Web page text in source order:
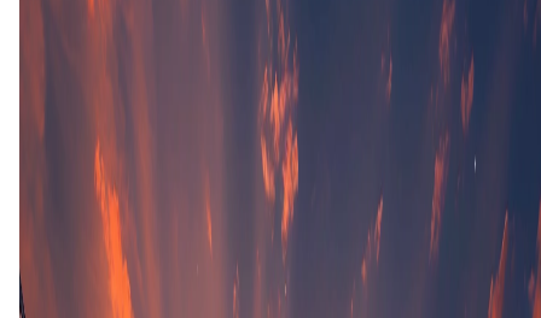
Alle wedstrijden
Leganés - Eldense
Voorbeschouwing